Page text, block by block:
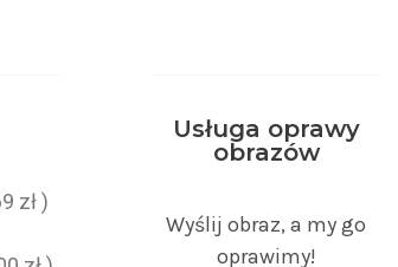
zł )
Usługa oprawy
obrazów
Wyślij obraz, a my go
oprawimy!